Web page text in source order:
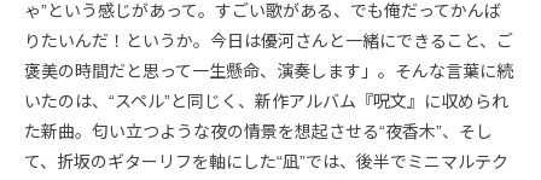
ゃ”という感じがあって。すごい歌がある、でも俺だってかんば
りたいんだ！というか。今日は優河さんと一緒にできること、ご
褒美の時間だと思って一生懸命、演奏します」。そんな言葉に続
いたのは、“スペル”と同じく、新作アルバム『呪文』に収められ
た新曲。匂い立つような夜の情景を想起させる“夜香木”、そし
て、折坂のギターリフを軸にした“凪”では、後半でミニマルテク